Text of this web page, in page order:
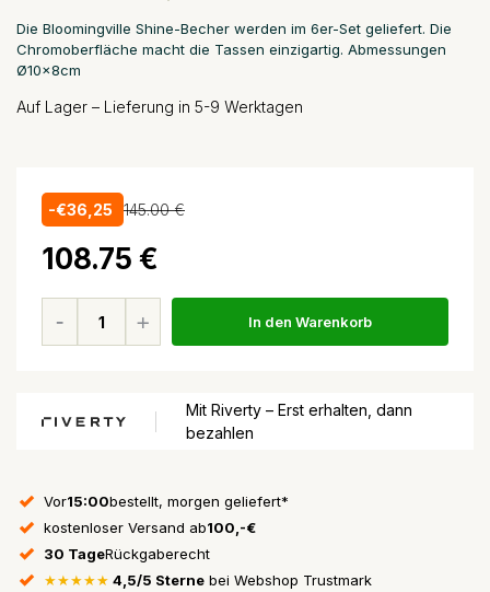
Die Bloomingville Shine-Becher werden im 6er-Set geliefert. Die
Chromoberfläche macht die Tassen einzigartig. Abmessungen
Ø10x8cm
Auf Lager – Lieferung in 5-9 Werktagen
-€36,25 145.00 €
108.75 €
In den Warenkorb
Mit Riverty – Erst erhalten, dann
bezahlen
Vor15:00bestellt, morgen geliefert*
kostenloser Versand ab100,-€
30 TageRückgaberecht
★★★★★ 4,5/5 Sterne bei Webshop Trustmark